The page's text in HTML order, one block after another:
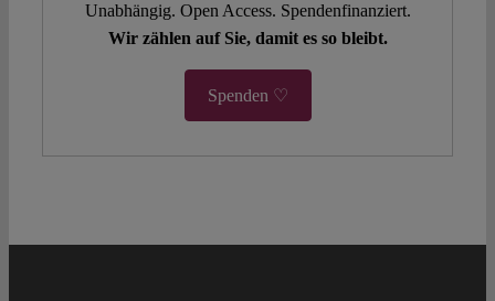
Unabhängig. Open Access. Spendenfinanziert.
Wir zählen auf Sie, damit es so bleibt.
Spenden ♡